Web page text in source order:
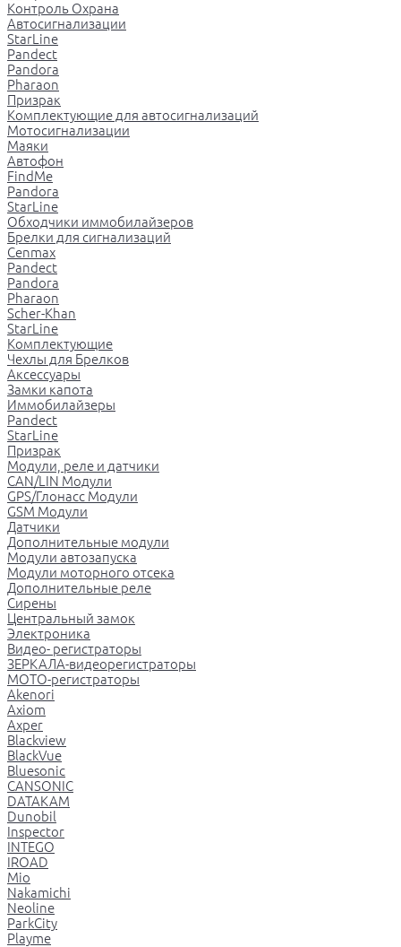
Контроль Охрана
Автосигнализации
StarLine
Pandect
Pandora
Pharaon
Призрак
Комплектующие для автосигнализаций
Мотосигнализации
Маяки
Автофон
FindMe
Pandora
StarLine
Обходчики иммобилайзеров
Брелки для сигнализаций
Cenmax
Pandect
Pandora
Pharaon
Scher-Khan
StarLine
Комплектующие
Чехлы для Брелков
Аксессуары
Замки капота
Иммобилайзеры
Pandect
StarLine
Призрак
Модули, реле и датчики
CAN/LIN Модули
GPS/Глонасс Модули
GSM Модули
Датчики
Дополнительные модули
Модули автозапуска
Модули моторного отсека
Дополнительные реле
Сирены
Центральный замок
Электроника
Видео- регистраторы
ЗЕРКАЛА-видеорегистраторы
МОТО-регистраторы
Akenori
Axiom
Axper
Blackview
BlackVue
Bluesonic
CANSONIC
DATAKAM
Dunobil
Inspector
INTEGO
IROAD
Mio
Nakamichi
Neoline
ParkCity
Playme